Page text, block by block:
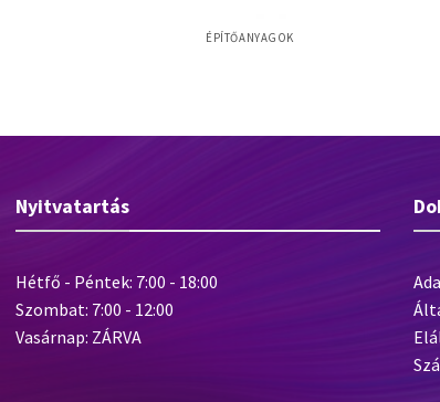
ÉPÍTŐANYAGOK
Nyitvatartás
Hétfő - Péntek: 7:00 - 18:00
Szombat: 7:00 - 12:00
Vasárnap: ZÁRVA